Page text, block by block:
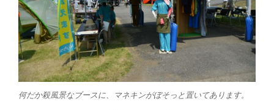
何だか殺風景なブースに、マネキンがぼそっと置いてあります。